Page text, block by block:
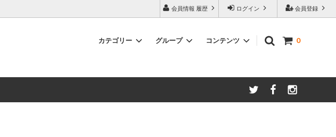
会員登録
ログイン
会員情報 履歴
0
カテゴリー グループ
ブランド・メーカー・種類別
コンテンツ
サイトマップ ギフトラッピングについて